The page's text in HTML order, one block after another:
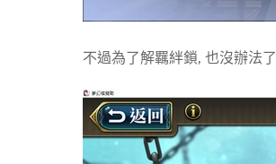
不過為了解羈絆鎖, 也沒辦法了